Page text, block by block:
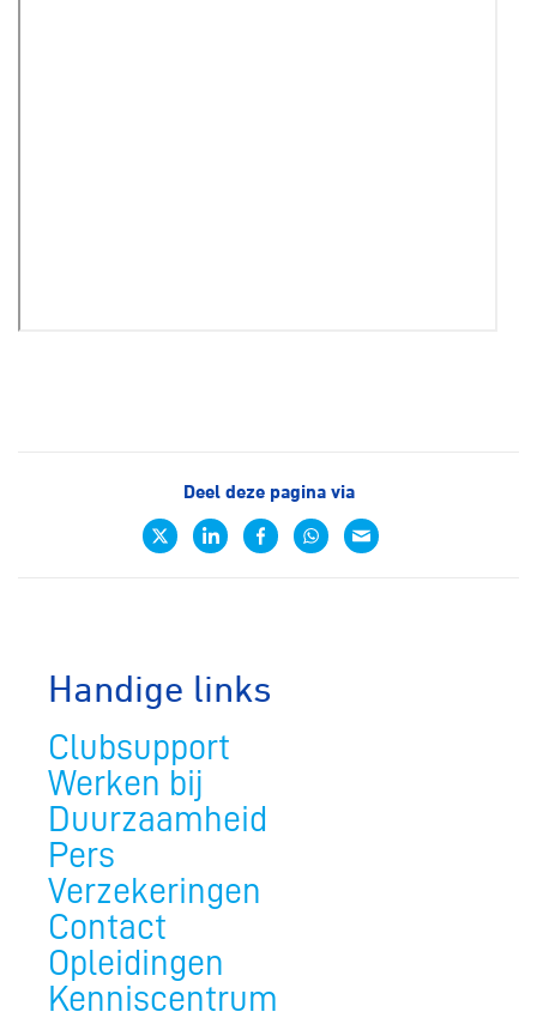
Deel deze pagina via
Handige links
Clubsupport
Werken bij
Duurzaamheid
Pers
Verzekeringen
Contact
Opleidingen
Kenniscentrum